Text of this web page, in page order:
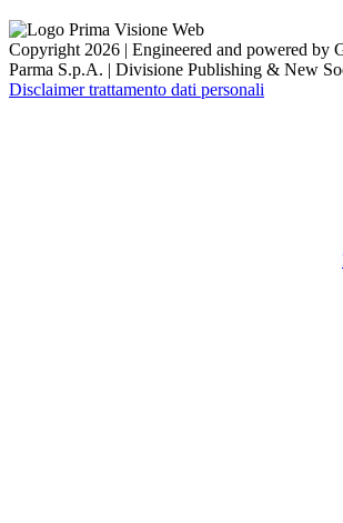
Copyright 2026 | Engineered and powered by
Parma S.p.A. | Divisione Publishing & New
Disclaimer trattamento dati personali